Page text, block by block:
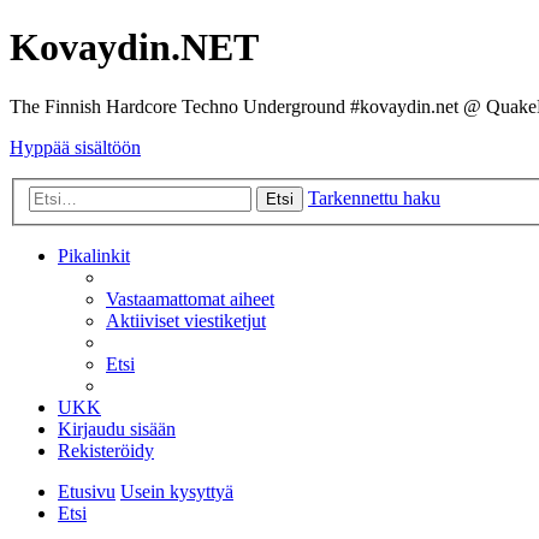
Kovaydin.NET
The Finnish Hardcore Techno Underground #kovaydin.net @
Hyppää sisältöön
Etsi Tarkennettu haku
Pikalinkit
Vastaamattomat aiheet
Aktiiviset viestiketjut
Etsi
UKK
Kirjaudu sisään
Rekisteröidy
Etusivu Usein kysyttyä
Etsi